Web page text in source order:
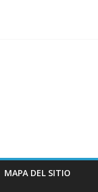
MAPA DEL SITIO